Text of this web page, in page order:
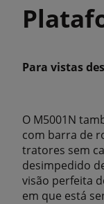
Para vistas
O M5001N
com barra de
tratores sem
desimpedido
visão perfeita
em que está